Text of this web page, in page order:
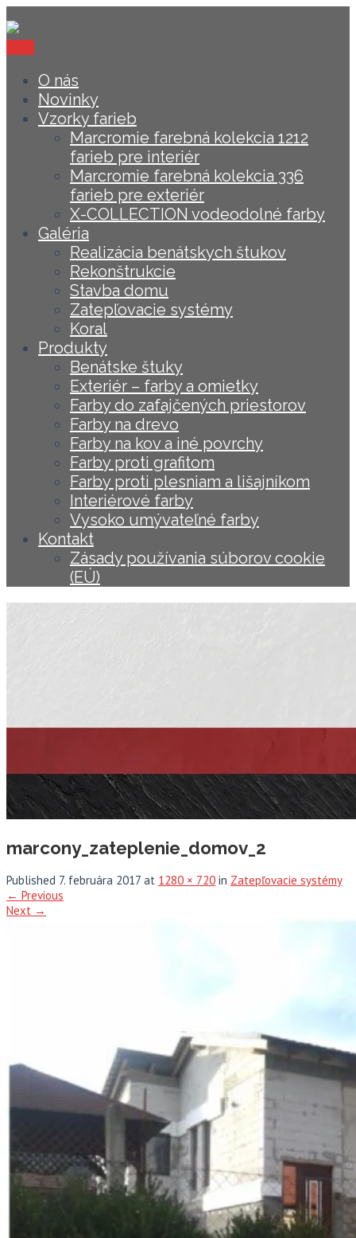
O nás
Novinky
Vzorky farieb
Marcromie farebná kolekcia 1212
farieb pre interiér
Marcromie farebná kolekcia 336
farieb pre exteriér
X-COLLECTION vodeodolné farby
Galéria
Realizácia benátskych štukov
Rekonštrukcie
Stavba domu
Zatepľovacie systémy
Koral
Produkty
Benátske štuky
Exteriér – farby a omietky
Farby do zafajčených priestorov
Farby na drevo
Farby na kov a iné povrchy
Farby proti grafitom
Farby proti plesniam a lišajníkom
Interiérové farby
Vysoko umývateľné farby
Kontakt
Zásady používania súborov cookie
(EÚ)
marcony_zateplenie_domov_2
Published 7. februára 2017 at 1280 × 720 in Zatepľovacie systémy
← Previous
Next →